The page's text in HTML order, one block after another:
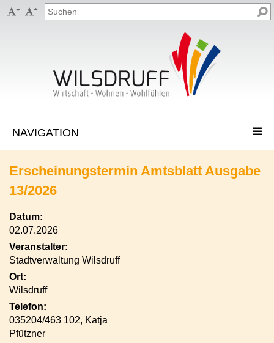
 
Erscheinungstermin Amtsblatt Ausgabe
13/2026
Datum:
02.07.2026
Veranstalter:
Stadtverwaltung Wilsdruff
Ort:
Wilsdruff
Telefon:
035204/463 102, Katja
Pfützner